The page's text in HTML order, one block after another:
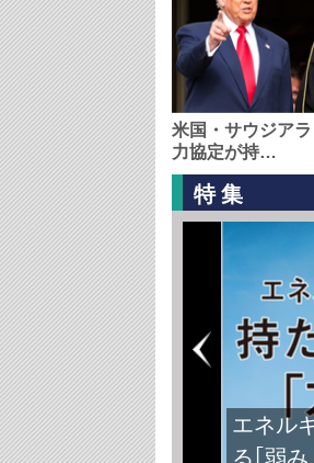
米国・サウジア
力協定が持…
特集
エネル
る｢弱み